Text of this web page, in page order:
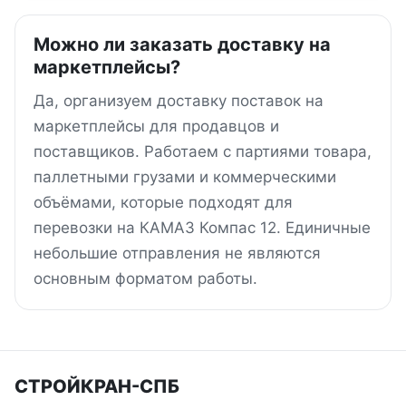
Можно ли заказать доставку на
маркетплейсы?
Да, организуем доставку поставок на
маркетплейсы для продавцов и
поставщиков. Работаем с партиями товара,
паллетными грузами и коммерческими
объёмами, которые подходят для
перевозки на КАМАЗ Компас 12. Единичные
небольшие отправления не являются
основным форматом работы.
СТРОЙКРАН-СПБ